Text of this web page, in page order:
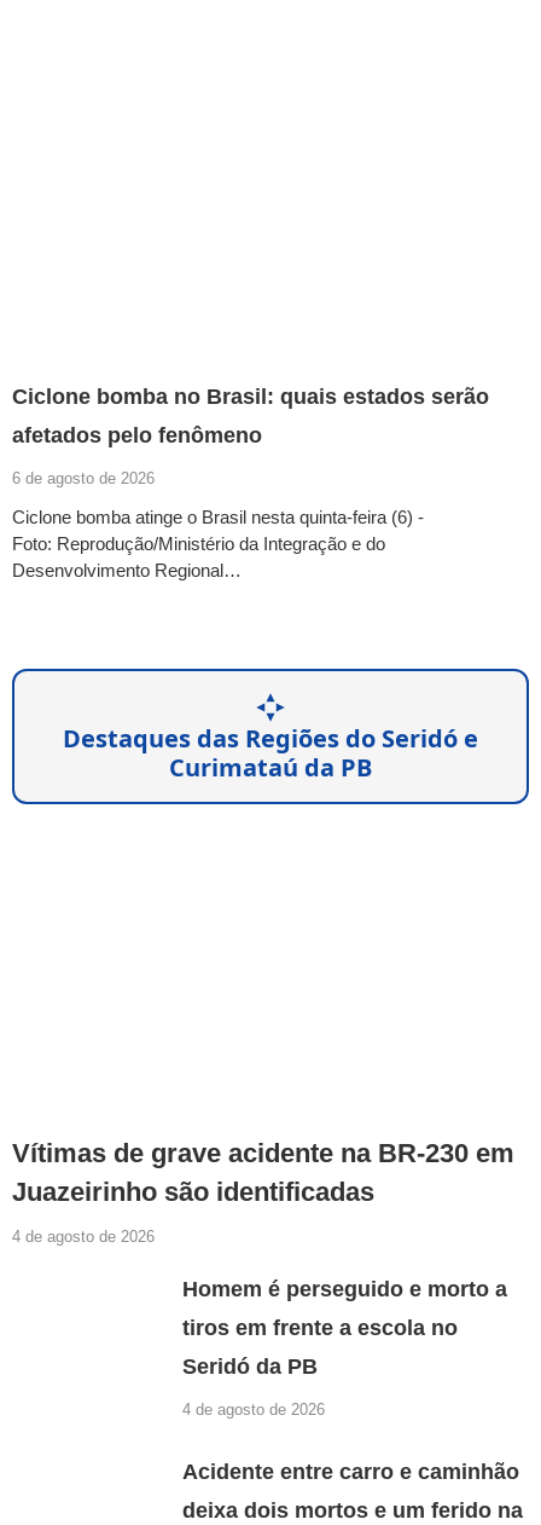
Ciclone bomba no Brasil: quais estados serão
afetados pelo fenômeno
6 de agosto de 2026
Ciclone bomba atinge o Brasil nesta quinta-feira (6) -
Foto: Reprodução/Ministério da Integração e do
Desenvolvimento Regional…
Destaques das Regiões do Seridó e
Curimataú da PB
Vítimas de grave acidente na BR-230 em
Juazeirinho são identificadas
4 de agosto de 2026
Homem é perseguido e morto a
tiros em frente a escola no
Seridó da PB
4 de agosto de 2026
Acidente entre carro e caminhão
deixa dois mortos e um ferido na